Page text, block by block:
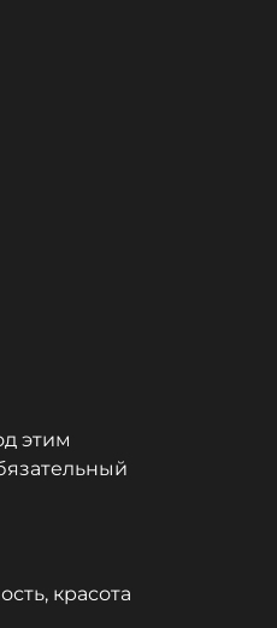
этим
красота